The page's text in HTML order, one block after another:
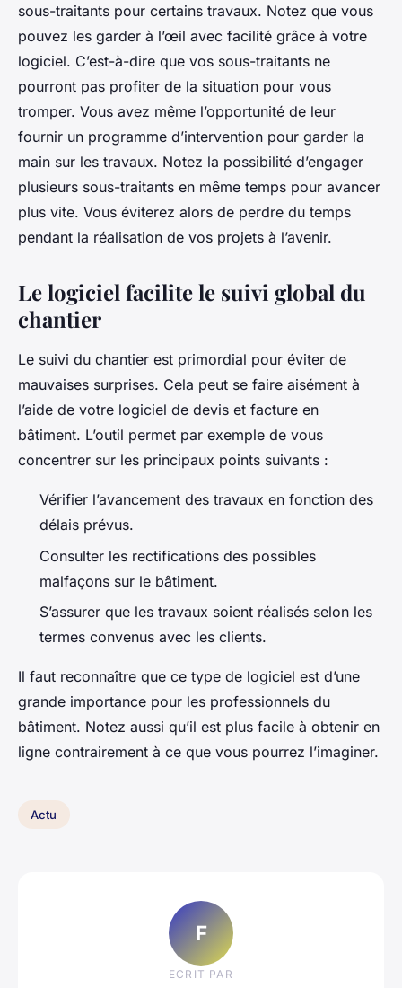
sous-traitants pour certains travaux. Notez que vous
pouvez les garder à l’œil avec facilité grâce à votre
logiciel. C’est-à-dire que vos sous-traitants ne
pourront pas profiter de la situation pour vous
tromper. Vous avez même l’opportunité de leur
fournir un programme d’intervention pour garder la
main sur les travaux. Notez la possibilité d’engager
plusieurs sous-traitants en même temps pour avancer
plus vite. Vous éviterez alors de perdre du temps
pendant la réalisation de vos projets à l’avenir.
Le logiciel facilite le suivi global du
chantier
Le suivi du chantier est primordial pour éviter de
mauvaises surprises. Cela peut se faire aisément à
l’aide de votre logiciel de devis et facture en
bâtiment. L’outil permet par exemple de vous
concentrer sur les principaux points suivants :
Vérifier l’avancement des travaux en fonction des
délais prévus.
Consulter les rectifications des possibles
malfaçons sur le bâtiment.
S’assurer que les travaux soient réalisés selon les
termes convenus avec les clients.
Il faut reconnaître que ce type de logiciel est d’une
grande importance pour les professionnels du
bâtiment. Notez aussi qu’il est plus facile à obtenir en
ligne contrairement à ce que vous pourrez l’imaginer.
Actu
F
ECRIT PAR